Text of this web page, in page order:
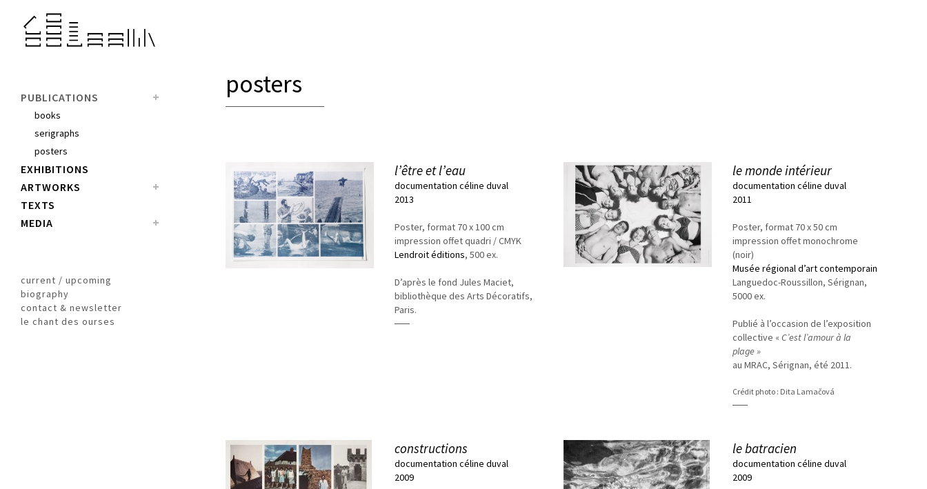
PUBLICATIONS
books
serigraphs
posters
EXHIBITIONS
ARTWORKS
TEXTS
MEDIA
current / upcoming
biography
contact & newsletter
le chant des ourses
posters
l’être et l’eau
documentation céline duval
2013
Poster, format 70 x 100 cm
impression offet quadri / CMYK
Lendroit éditions, 500 ex.
D’après le fond Jules Maciet,
bibliothèque des Arts Décoratifs,
Paris.
le monde intérieur
documentation céline duval
2011
Poster, format 70 x 50 cm
impression offet monochrome
(noir)
Musée régional d’art contemporain
Languedoc-Roussillon, Sérignan,
5000 ex.
Publié à l’occasion de l’exposition
collective «C’est l’amour à la
plage »
au MRAC, Sérignan, été 2011.
Crédit photo : Dita Lamačová
constructions
documentation céline duval
2009
le batracien
documentation céline duval
2009